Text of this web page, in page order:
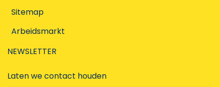
Sitemap
Arbeidsmarkt
NEWSLETTER
Laten we contact houden